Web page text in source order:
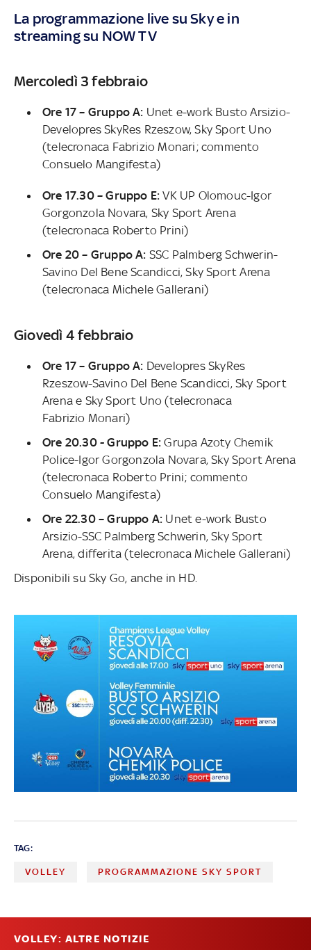
La programmazione live su Sky e in
streaming su NOW TV
Mercoledì 3 febbraio
Ore 17 – Gruppo A: Unet e-work Busto Arsizio-
Developres SkyRes Rzeszow, Sky Sport Uno
(telecronaca Fabrizio Monari; commento
Consuelo Mangifesta)
Ore 17.30 – Gruppo E:VK UP Olomouc-Igor
Gorgonzola Novara, Sky Sport Arena
(telecronaca Roberto Prini)
Ore 20 – Gruppo A: SSC Palmberg Schwerin-
Savino Del Bene Scandicci, Sky Sport Arena
(telecronaca Michele Gallerani)
Giovedì 4 febbraio
Ore 17 – Gruppo A: Developres SkyRes
Rzeszow-Savino Del Bene Scandicci, Sky Sport
Arena e Sky Sport Uno (telecronaca
Fabrizio Monari)
Ore 20.30 - Gruppo E:Grupa Azoty Chemik
Police-Igor Gorgonzola Novara, Sky Sport Arena
(telecronaca Roberto Prini; commento
Consuelo Mangifesta)
Ore 22.30 – Gruppo A: Unet e-work Busto
Arsizio-SSC Palmberg Schwerin, Sky Sport
Arena, differita (telecronaca Michele Gallerani)
Disponibili su Sky Go, anche in HD.
TAG:
VOLLEY PROGRAMMAZIONE SKY SPORT
VOLLEY: ALTRE NOTIZIE